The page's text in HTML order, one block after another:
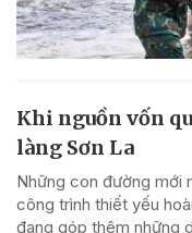
Khi nguồn vốn
làng Sơn La
Những con đường mới
công trình thiết yếu
đang góp thêm những